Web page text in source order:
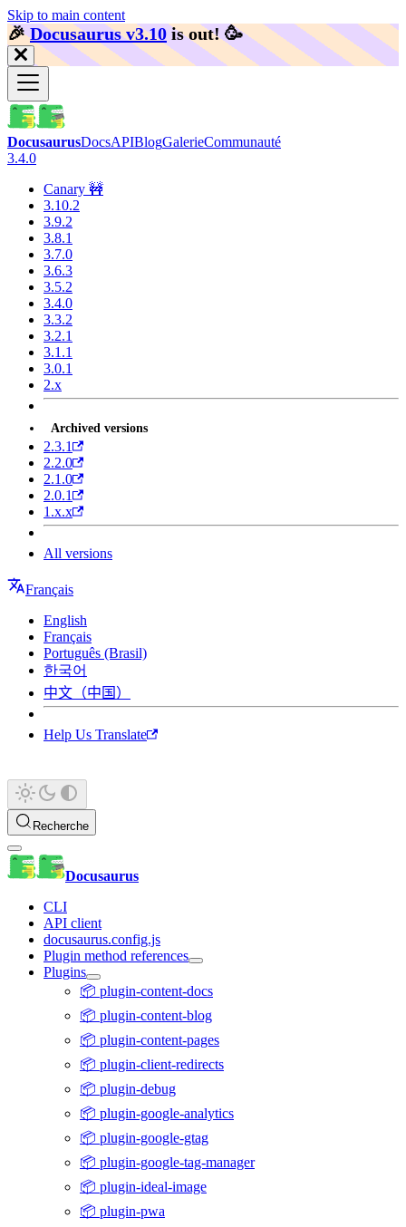
Skip to main content
🎉️Docusaurus v3.10 is out! 🥳️
DocusaurusDocsAPIBlogGalerieCommunauté
3.4.0
Canary 🚧
3.10.2
3.9.2
3.8.1
3.7.0
3.6.3
3.5.2
3.4.0
3.3.2
3.2.1
3.1.1
3.0.1
2.x
Archived versions
2.3.1
2.2.0
2.1.0
2.0.1
1.x.x
All versions
Français
English
Français
Português (Brasil)
한국어
中文（中国）
Help Us Translate
Recherche
Docusaurus
CLI
API client
docusaurus.config.js
Plugin method references
Plugins
📦 plugin-content-docs
📦 plugin-content-blog
📦 plugin-content-pages
📦 plugin-client-redirects
📦 plugin-debug
📦 plugin-google-analytics
📦 plugin-google-gtag
📦 plugin-google-tag-manager
📦 plugin-ideal-image
📦 plugin-pwa